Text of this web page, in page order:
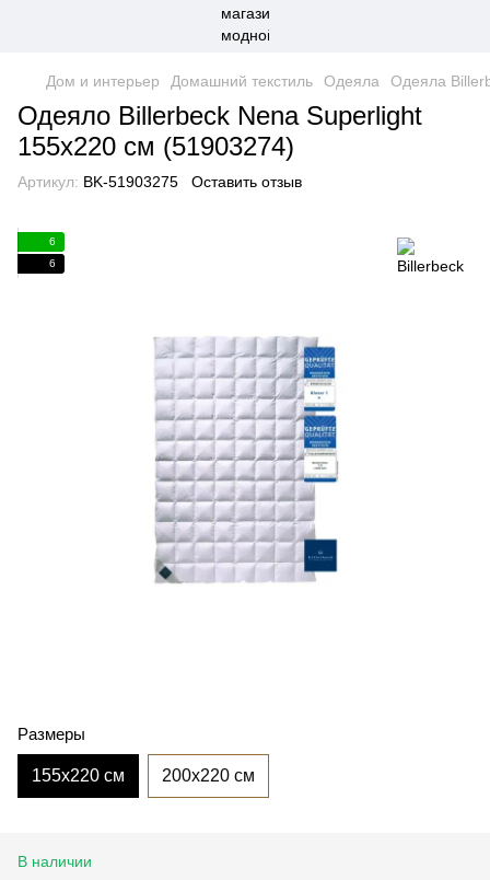
Дом и интерьер Домашний текстиль Одеяла Одеяла
Одеяло Billerbeck Nena Superlight
155x220 см (51903274)
Артикул: BK-51903275 Оставить отзыв
6
6
Размеры
155x220 см 200x220 см
В наличии